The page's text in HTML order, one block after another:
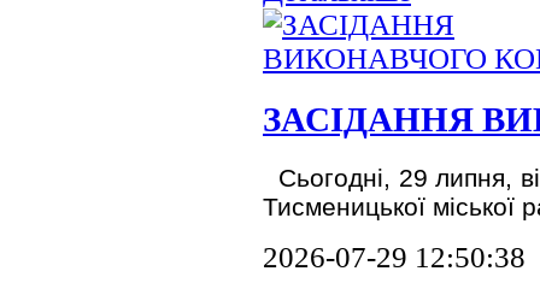
ЗАСІДАННЯ
Сьогодні, 29 липня,
Тисменицької міської
2026-07-29 12:50:38